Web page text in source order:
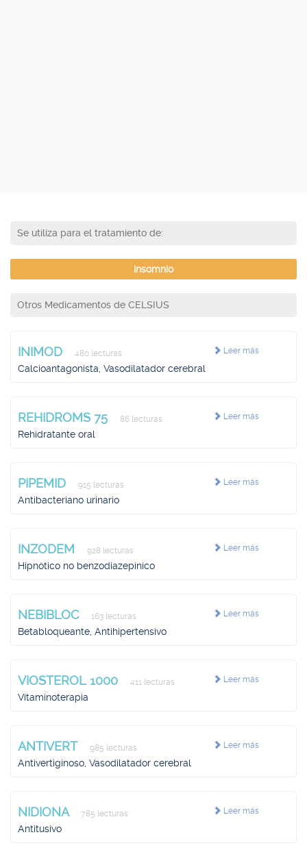
Se utiliza para el tratamiento de:
Insomnio
Otros Medicamentos de CELSIUS
Leer más
INIMOD 480 lecturas
Calcioantagonista, Vasodilatador cerebral
Leer más
REHIDROMS 75 86 lecturas
Rehidratante oral
Leer más
PIPEMID 915 lecturas
Antibacteriano urinario
Leer más
INZODEM 928 lecturas
Hipnótico no benzodiazepínico
Leer más
NEBIBLOC 163 lecturas
Betabloqueante, Antihipertensivo
Leer más
VIOSTEROL 1000 411 lecturas
Vitaminoterapia
Leer más
ANTIVERT 985 lecturas
Antivertiginoso, Vasodilatador cerebral
Leer más
NIDIONA 785 lecturas
Antitusivo